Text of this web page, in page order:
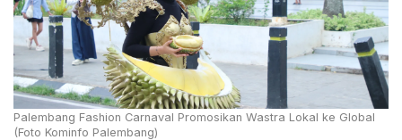
Palembang Fashion Carnaval Promosikan Wastra Lokal ke Global
(Foto Kominfo Palembang)